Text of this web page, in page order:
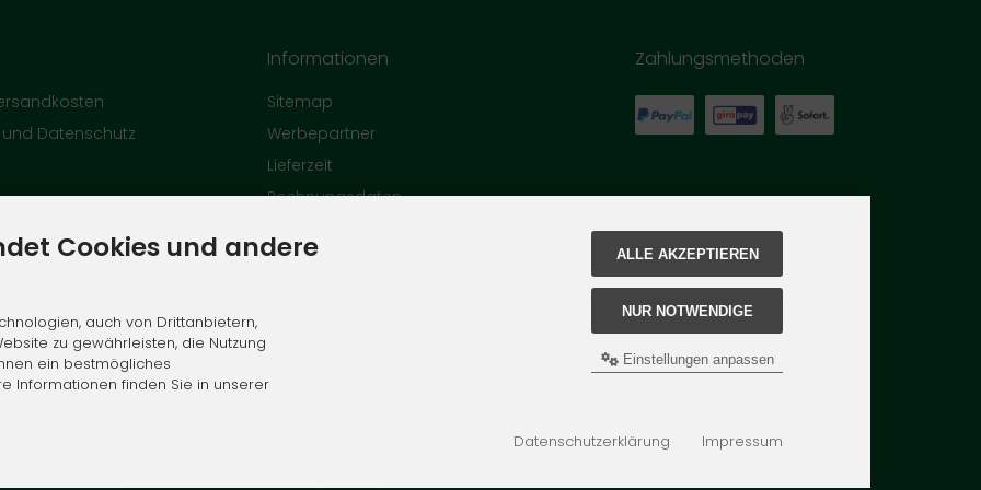
Datenschutz
Informationen
Sitemap
Werbepartner
Lieferzeit
Rechnungsdaten
Zahlungsmethoden
. Die durchgestrichenen Preise entsprechen dem bisherigen Preis bei Vitascout.
Cookies und andere
auch von Drittanbietern,
zu gewährleisten, die Nutzung
ein bestmögliches
Informationen finden Sie in unserer
ALLE AKZEPTIEREN
NUR NOTWENDIGE
Einstellungen anpassen
Datenschutzerklärung Impressum